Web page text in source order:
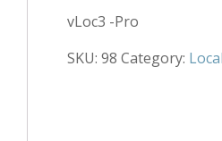
vLoc3 -Pro
SKU: 98 Category: